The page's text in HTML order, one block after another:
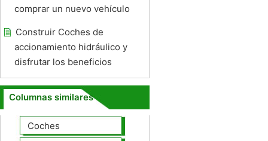
comprar un nuevo vehículo
Construir Coches de
accionamiento hidráulico y
disfrutar los beneficios
Columnas similares
Coches